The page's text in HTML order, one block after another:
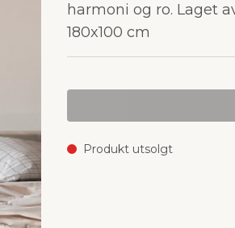
harmoni og ro. Laget
180x100 cm
Produkt utsolgt